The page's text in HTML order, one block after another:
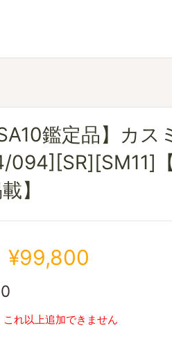
鑑定品】カ
094][SR][SM11]
】
¥99,800
0
これ以上追加できません